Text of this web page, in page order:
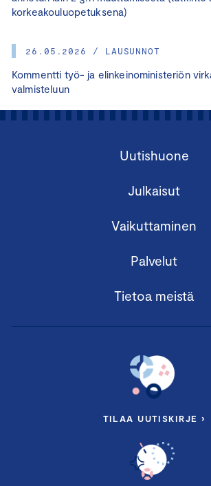
korkeakouluopetuksena)
26.05.2026 / LAUSUNNOT
Kommentti työ- ja elinkeinoministeriön
valmisteluun
Uutishuone
Julkaisut
Vaikuttaminen
Palvelut
Tietoa meistä
TILAA UUTISKIRJE ›